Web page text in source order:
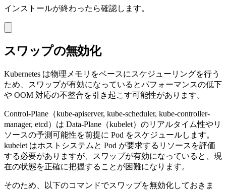
インストールが終わったら確認します。
スワップの無効化
Kubernetes は物理メモリをベースにスケジューリングを行う
ため、スワップが有効になっているとパフォーマンスの低下
や OOM 対応の不整合を引き起こす可能性があります。
Control-Plane（kube-apiserver, kube-scheduler, kube-controller-
manager, etcd）は Data-Plane（kubelet）のリアルタイム性やリ
ソースの予測可能性を前提に Pod をスケジュールします。
kubelet はホストシステムと Pod が要求するリソースを評価
する必要がありますが、スワップが有効になっていると、現
在の状態を正確に把握することが困難になります。
そのため、以下のコマンドでスワップを無効化しておきま